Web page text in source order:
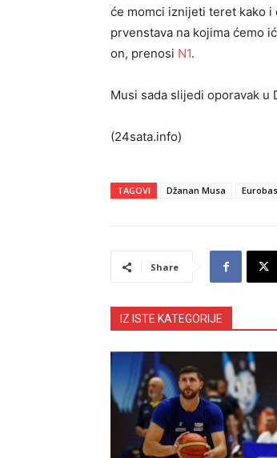
će momci iznijeti teret kako i
prvenstava na kojima ćemo
on, prenosi N1.
Musi sada slijedi oporavak u
(24sata.info)
TAGOVI Džanan Musa
Share
IZ ISTE KATEGORIJE